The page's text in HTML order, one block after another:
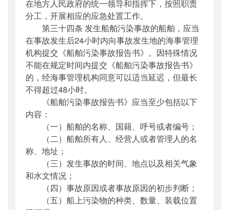
在地方人民政府的统一领导和指挥下，按照职责
分工，开展相应的应急处置工作。
第三十四条 发生船舶污染事故的船舶，应当
在事故发生后24小时内向事故发生地的海事管理
机构提交《船舶污染事故报告书》。因特殊情况
不能在规定时间内提交《船舶污染事故报告书》
的，经海事管理机构同意可以适当延迟，但最长
不得超过48小时。
《船舶污染事故报告书》应当至少包括以下
内容：
（一）船舶的名称、国籍、呼号或者编号；
（二）船舶所有人、经营人或者管理人的名
称、地址；
（三）发生事故的时间、地点以及相关气象
和水文情况；
（四）事故原因或者事故原因的初步判断；
（五）船上污染物的种类、数量、装载位置